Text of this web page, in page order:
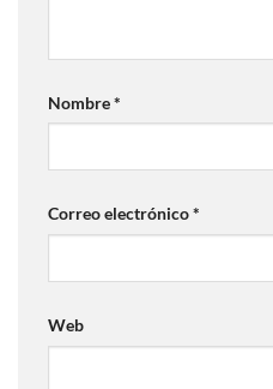
Nombre*
Correo electrónico*
Web